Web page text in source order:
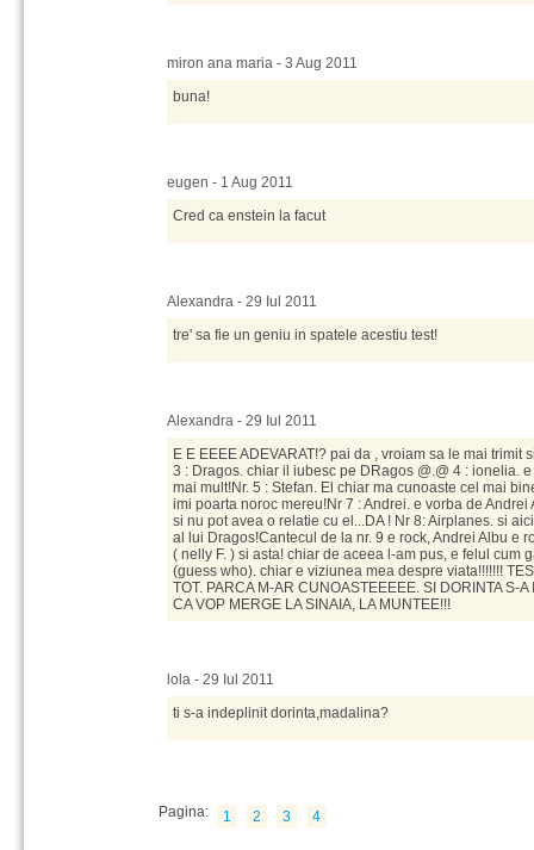
miron ana maria - 3 Aug 2011
buna!
eugen - 1 Aug 2011
Cred ca enstein la facut
Alexandra - 29 Iul 2011
tre' sa fie un geniu in spatele acestiu test!
Alexandra - 29 Iul 2011
E E EEEE ADEVARAT!? pai da , vroiam sa le mai trimit
3 : Dragos. chiar il iubesc pe DRagos @.@ 4 : ionelia.
mai mult!Nr. 5 : Stefan. El chiar ma cunoaste cel mai
imi poarta noroc mereu!Nr 7 : Andrei. e vorba de
si nu pot avea o relatie cu el...DA ! Nr 8: Airplanes. si
al lui Dragos!Cantecul de la nr. 9 e rock, Andrei Albu e
( nelly F. ) si asta! chiar de aceea l-am pus, e felul cum
(guess who). chiar e viziunea mea despre viata!!!!!!!
TOT. PARCA M-AR CUNOASTEEEEE. SI DORINTA S-
CA VOP MERGE LA SINAIA, LA MUNTEE!!!
lola - 29 Iul 2011
ti s-a indeplinit dorinta,madalina?
Pagina: 1 2 3 4